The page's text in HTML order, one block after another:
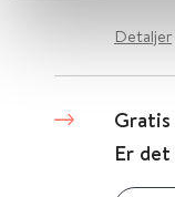
Detaljer
Er